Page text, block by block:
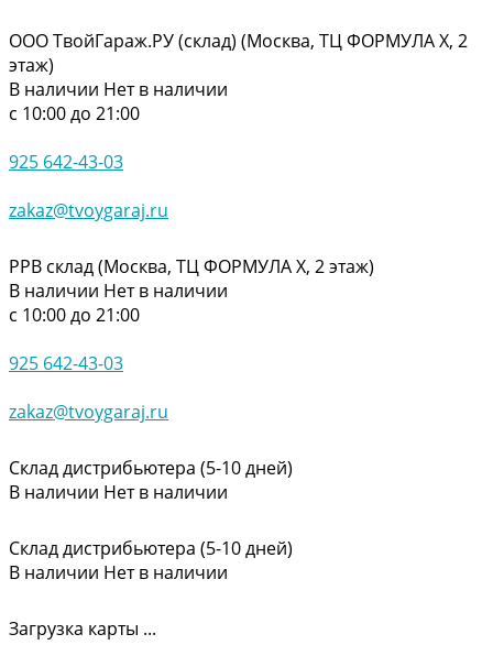
ООО ТвойГараж.РУ (склад) (Москва, ТЦ ФОРМУЛА Х, 2
этаж)
В наличии Нет в наличии
с 10:00 до 21:00
925 642-43-03
zakaz@tvoygaraj.ru
РРВ склад (Москва, ТЦ ФОРМУЛА Х, 2 этаж)
В наличии Нет в наличии
с 10:00 до 21:00
925 642-43-03
zakaz@tvoygaraj.ru
Склад дистрибьютера (5-10 дней)
В наличии Нет в наличии
Склад дистрибьютера (5-10 дней)
В наличии Нет в наличии
Загрузка карты ...